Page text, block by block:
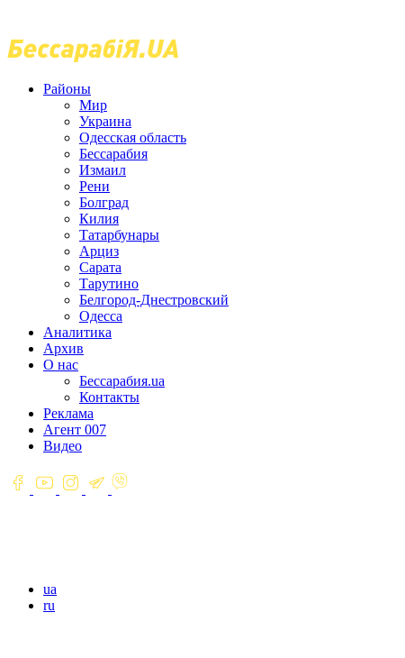
Районы
Мир
Украина
Одесская область
Бессарабия
Измаил
Рени
Болград
Килия
Татарбунары
Арциз
Сарата
Тарутино
Белгород-Днестровский
Одесса
Аналитика
Архив
О нас
Бессарабия.ua
Контакты
Реклама
Агент 007
Видео
ua
ru